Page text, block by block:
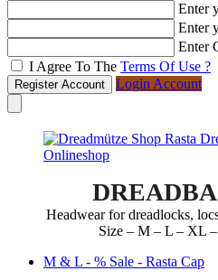
Enter
Enter
Enter
I Agree To The Terms Of Use ?
Register Account Login Account
Headwear for dreadlocks,
Size – M – L – XL
M & L - % Sale - Rasta Cap